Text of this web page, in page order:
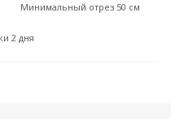
Минимальный отрез 50 см
2 дня